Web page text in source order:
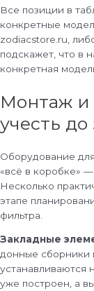
Все позиции в
конкретные
zodiacstore.ru,
подскажет, что в
конкретная
Монтаж и
учесть до
Оборудование
«всё в коробке»
Несколько
этапе
фильтра.
Закладные
донные сборники
устанавливаются
уже построен, а